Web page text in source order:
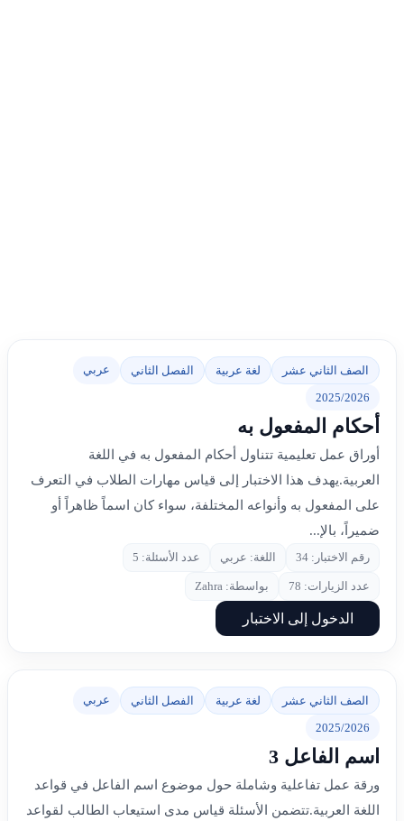
الصف الثاني عشر لغة عربية الفصل الثاني عربي
2025/2026
أحكام المفعول به
أوراق عمل تعليمية تتناول أحكام المفعول به في اللغة
العربية.يهدف هذا الاختبار إلى قياس مهارات الطلاب في التعرف
على المفعول به وأنواعه المختلفة، سواء كان اسماً ظاهراً أو
ضميراً، بالإ...
رقم الاختبار: 34 اللغة: عربي عدد الأسئلة: 5
عدد الزيارات: 78 بواسطة: Zahra
الدخول إلى الاختبار
الصف الثاني عشر لغة عربية الفصل الثاني عربي
2025/2026
اسم الفاعل 3
ورقة عمل تفاعلية وشاملة حول موضوع اسم الفاعل في قواعد
اللغة العربية.تتضمن الأسئلة قياس مدى استيعاب الطالب لقواعد